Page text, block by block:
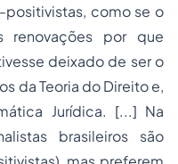
como se o
renovações por que
deixado de ser o
daTeoria do Direitoe,
Jurídica. [...] Na
brasileiros são